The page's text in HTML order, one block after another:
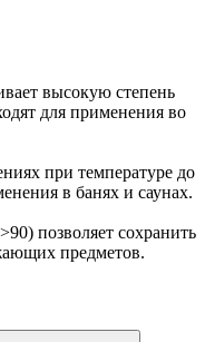
высокую степень
для применения во
при температуре до
в банях и саунах.
позволяет сохранить
предметов.